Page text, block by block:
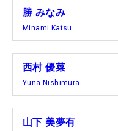
勝 みなみ
Minami Katsu
西村 優菜
Yuna Nishimura
山下 美夢有